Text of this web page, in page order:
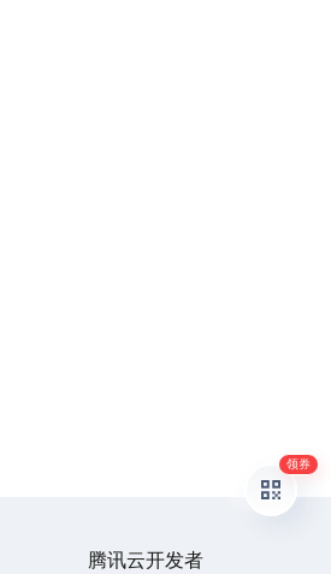
腾讯云开发者
领券